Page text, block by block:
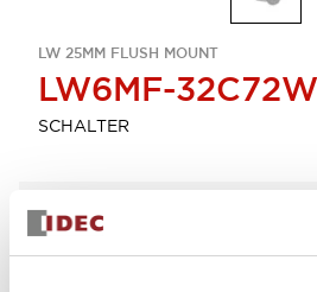
LW 25MM FLUSH MOUNT
LW6MF-32C72W
SCHALTER
Menge auswählen
zum